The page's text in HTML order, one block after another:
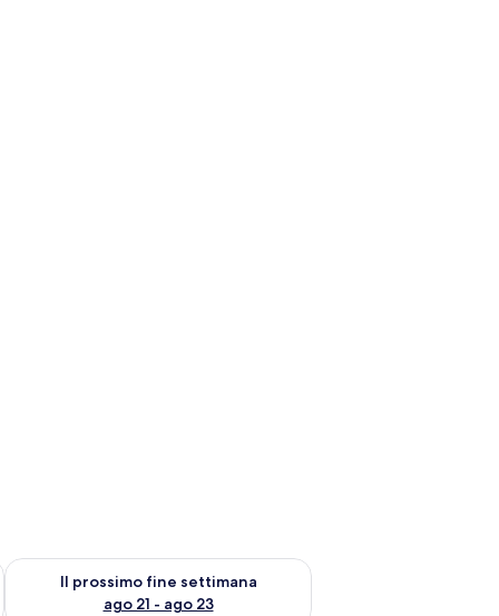
ago 14 - ago 16
Il prossimo fine settimana
ago 21 - ago 23
Verifica la disponibilità per il prossimo fine settimana, ago 21